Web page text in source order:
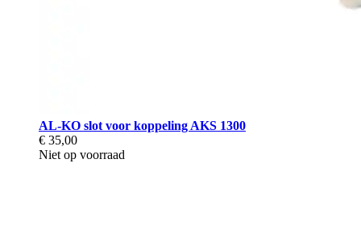
AL-KO slot voor koppeling AKS 1300
€ 35,00
Niet op voorraad